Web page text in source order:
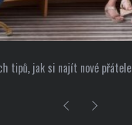
tipů, jak si najít nové přátele